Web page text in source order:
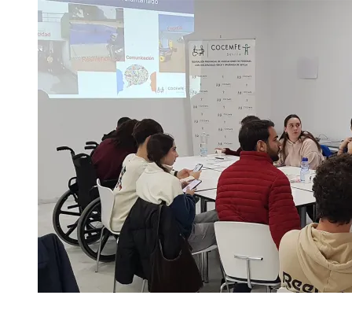
Verano
2025
«Nos
divertimos
aprendiendo»
Plazo
Ampliado!!!
Del
al
de
septiembre
de
2025”